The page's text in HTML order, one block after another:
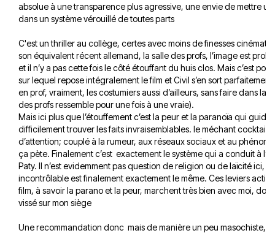
absolue à une transparence plus agressive, une envie de mettre
dans un système vérouillé de toutes parts
C'est un thriller au collège, certes avec moins de finesses
son équivalent récent allemand, la salle des profs, l’image est
et il n’y a pas cette fois le côté étouffant du huis clos. Mais c’est
sur lequel repose intégralement le film et Civil s’en sort
en prof, vraiment, les costumiers aussi d’ailleurs, sans faire dans la
des profs ressemble pour une fois à une vraie).
Mais ici plus que l’étouffement c’est la peur et la paranoïa qui guide
difficilement trouver les faits invraisemblables. le méchant cocktail
d’attention; couplé à la rumeur, aux réseaux sociaux et au
ça pète. Finalement c’est exactement le système qui a conduit à
Paty. Il n’est evidemment pas question de religion ou de laïcité ici,
incontrôlable est finalement exactement le même. Ces leviers
film, à savoir la parano et la peur, marchent très bien avec moi,
vissé sur mon siège
Une recommandation donc mais de manière un peu masochiste,